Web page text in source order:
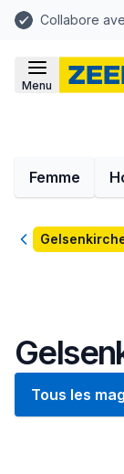
Collabore
Menu
Femme
Retour
Tous les